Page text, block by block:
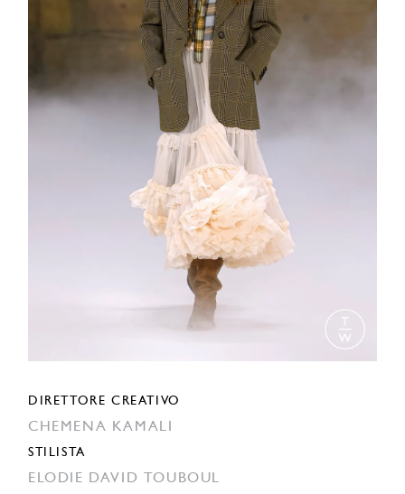
DIRETTORE CREATIVO
CHEMENA KAMALI
STILISTA
ELODIE DAVID TOUBOUL